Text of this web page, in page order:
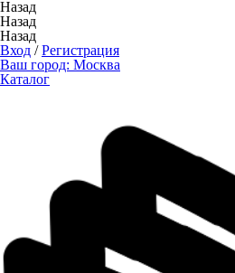
Назад
Назад
Назад
Вход /Регистрация
Ваш город: Москва
Каталог